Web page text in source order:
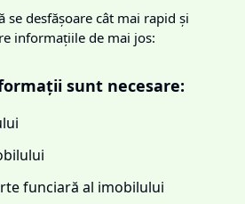
se desfășoare cât mai rapid și
informațiile de mai jos:
sunt necesare:
funciară al imobilului